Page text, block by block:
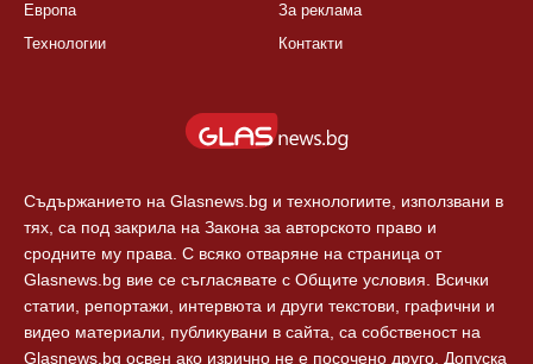
Европа
Технологии
За реклама
Контакти
Съдържанието на Glasnews.bg и технологиите, използвани в
тях, са под закрила на Закона за авторското право и
сродните му права. С всяко отваряне на страница от
Glasnews.bg вие се съгласявате с Общите условия. Всички
статии, репортажи, интервюта и други текстови, графични и
видео материали, публикувани в сайта, са собственост на
Glasnews.bg освен ако изрично не е посочено друго. Допуска